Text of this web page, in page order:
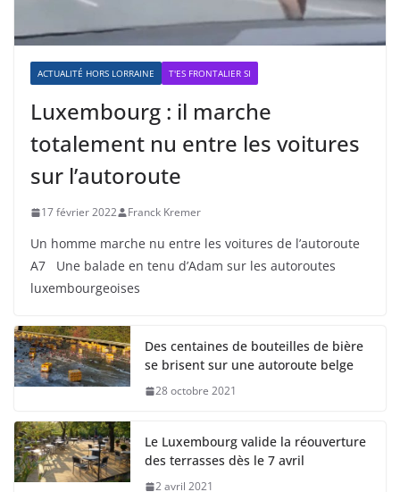
ACTUALITÉ HORS LORRAINE T'ES FRONTALIER SI
Luxembourg : il marche
totalement nu entre les voitures
sur l’autoroute
17 février 2022 Franck Kremer
Un homme marche nu entre les voitures de l’autoroute
A7 Une balade en tenu d’Adam sur les autoroutes
luxembourgeoises
Des centaines de bouteilles de bière
se brisent sur une autoroute belge
28 octobre 2021
Le Luxembourg valide la réouverture
des terrasses dès le 7 avril
2 avril 2021